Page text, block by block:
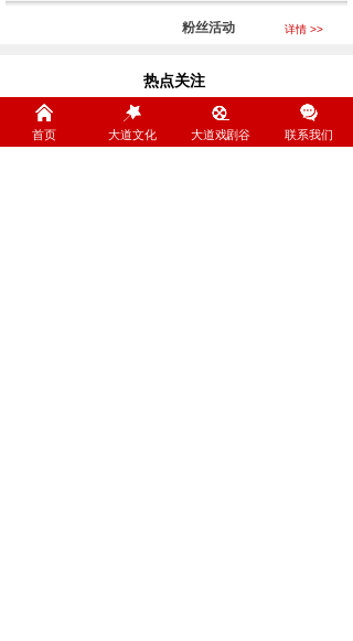
详情 >>
粉丝活动
热点关注
首页 大道文化 大道戏剧谷 联系我们